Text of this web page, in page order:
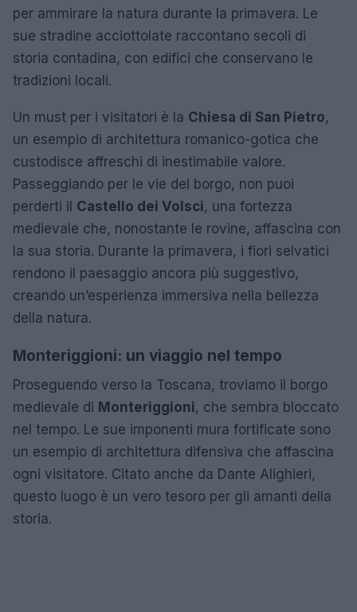
per ammirare la natura durante la primavera. Le
sue stradine acciottolate raccontano secoli di
storia contadina, con edifici che conservano le
tradizioni locali.
Un must per i visitatori è la Chiesa di San Pietro,
un esempio di architettura romanico-gotica che
custodisce affreschi di inestimabile valore.
Passeggiando per le vie del borgo, non puoi
perderti il Castello dei Volsci, una fortezza
medievale che, nonostante le rovine, affascina con
la sua storia. Durante la primavera, i fiori selvatici
rendono il paesaggio ancora più suggestivo,
creando un’esperienza immersiva nella bellezza
della natura.
Monteriggioni: un viaggio nel tempo
Proseguendo verso la Toscana, troviamo il borgo
medievale di Monteriggioni, che sembra bloccato
nel tempo. Le sue imponenti mura fortificate sono
un esempio di architettura difensiva che affascina
ogni visitatore. Citato anche da Dante Alighieri,
questo luogo è un vero tesoro per gli amanti della
storia.